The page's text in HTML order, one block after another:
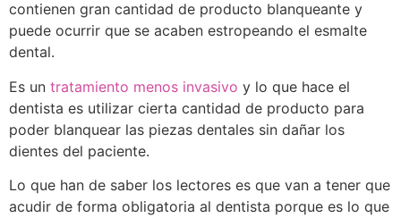
contienen gran cantidad de producto blanqueante y
puede ocurrir que se acaben estropeando el esmalte
dental.
Es un tratamiento menos invasivo y lo que hace el
dentista es utilizar cierta cantidad de producto para
poder blanquear las piezas dentales sin dañar los
dientes del paciente.
Lo que han de saber los lectores es que van a tener que
acudir de forma obligatoria al dentista porque es lo que